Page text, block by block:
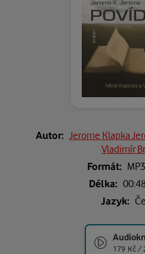
Autor: Jerome Klapka
Vladimír
Formát: MP3,
Délka:
Jazyk:
179 Kč /